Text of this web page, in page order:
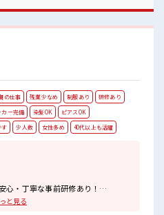
レス解消☆
の仕事 残業少なめ 制服あり
研修あり
カー完備 染髪OK
ピアスOK
す
少人数 女性多め 40代以上も活躍
心・丁寧な事前研修あり！
と見る